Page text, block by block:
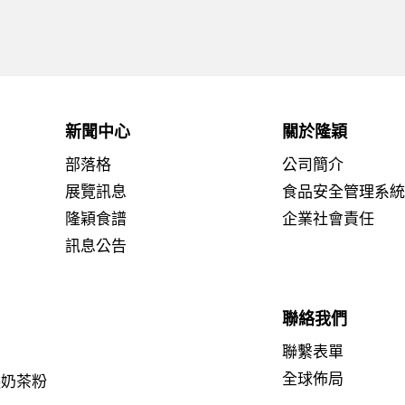
茶粉
新聞中心
部落格
展覽訊息
隆穎食譜
訊息公告
關於隆穎
公司簡介
食品安全管理系
企業社會責任
聯絡我們
聯繫表單
全球佈局